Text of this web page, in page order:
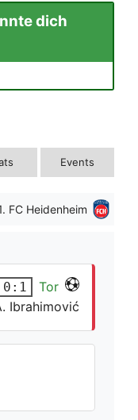
dich
Events
FC Heidenheim
0:1
Tor
Ibrahimović